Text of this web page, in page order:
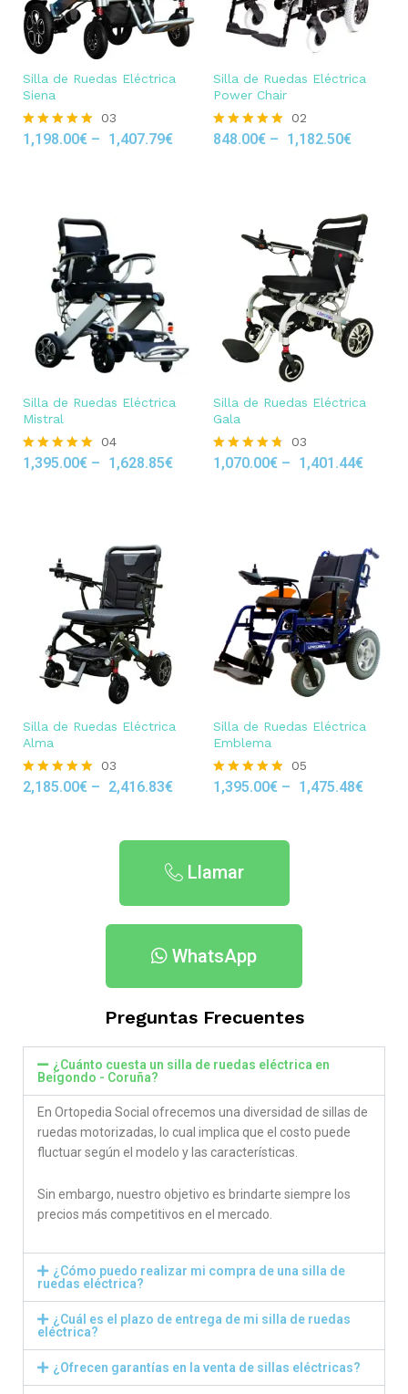
Silla de Ruedas Eléctrica
Siena
Rated
03
1,198.00€ – 1,407.79€
Silla de Ruedas Eléctrica
Power Chair
Rated
02
848.00€ – 1,182.50€
Silla de Ruedas Eléctrica
Mistral
Rated
04
1,395.00€ – 1,628.85€
Silla de Ruedas Eléctrica
Gala
Rated
03
1,070.00€ – 1,401.44€
Silla de Ruedas Eléctrica
Alma
Rated
03
2,185.00€ – 2,416.83€
Silla de Ruedas Eléctrica
Emblema
Rated
05
1,395.00€ – 1,475.48€
Llamar
WhatsApp
Preguntas Frecuentes
¿Cuánto cuesta un silla de ruedas eléctrica en
Beigondo - Coruña​?
En Ortopedia Social ofrecemos una diversidad de sillas de
ruedas motorizadas, lo cual implica que el costo puede
fluctuar según el modelo y las características.
Sin embargo, nuestro objetivo es brindarte siempre los
precios más competitivos en el mercado.
¿Cómo puedo realizar mi compra de una silla de
ruedas eléctrica?
¿Cuál es el plazo de entrega de mi silla de ruedas
eléctrica?
¿Ofrecen garantías en la venta de sillas eléctricas?